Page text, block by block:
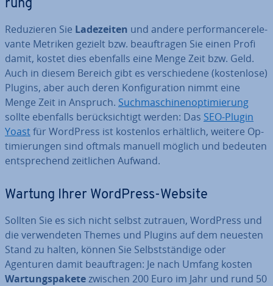
rung
Re­du­zie­ren Sie La­de­zei­ten und andere per­for­man­ce­re­le­
van­te Metriken gezielt bzw. be­auf­tra­gen Sie einen Profi
damit, kostet dies ebenfalls eine Menge Zeit bzw. Geld.
Auch in diesem Bereich gibt es ver­schie­de­ne (kos­ten­lo­se)
Plugins, aber auch deren Kon­fi­gu­ra­ti­on nimmt eine
Menge Zeit in Anspruch. Such­ma­schi­nen­op­ti­mie­rung
sollte ebenfalls be­rück­sich­tigt werden: Das SEO-Plugin
Yoastfür WordPress ist kostenlos er­hält­lich, weitere Op­
ti­mie­run­gen sind oftmals manuell möglich und bedeuten
ent­spre­chend zeit­li­chen Aufwand.
Wartung Ihrer WordPress-Website
Sollten Sie es sich nicht selbst zutrauen, WordPress und
die ver­wen­de­ten Themes und Plugins auf dem neuesten
Stand zu halten, können Sie Selbst­stän­di­ge oder
Agenturen damit be­auf­tra­gen: Je nach Umfang kosten
War­tungs­pa­ke­tezwischen 200 Euro im Jahr und rund 50